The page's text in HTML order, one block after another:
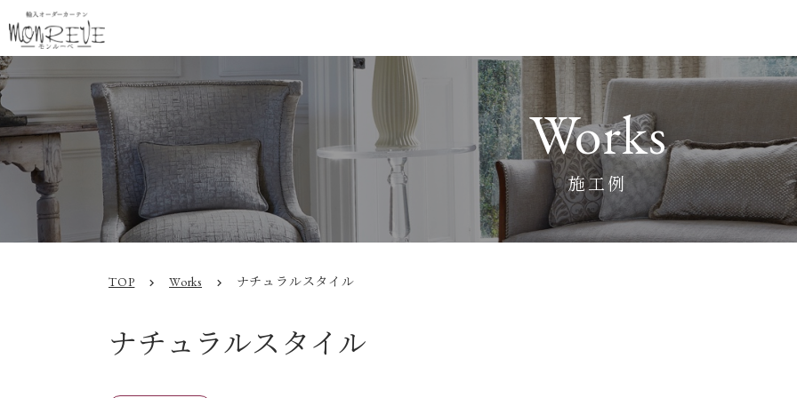
Works
施工例
TOP chevron_right Works chevron_right ナチュラルスタイル
ナチュラルスタイル